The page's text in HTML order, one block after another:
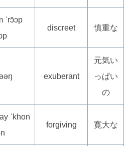
ˈrɔ̂ɔp
discreet 慎重な
exuberant
元気い
っぱい
の
ˈkhon
forgiving 寛大な